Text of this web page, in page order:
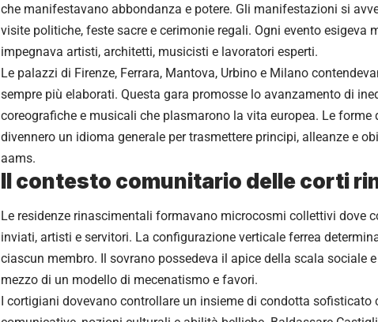
che manifestavano abbondanza e potere. Gli manifestazioni si
visite politiche, feste sacre e cerimonie regali. Ogni evento esigeva
impegnava artisti, architetti, musicisti e lavoratori esperti.
Le palazzi di Firenze, Ferrara, Mantova, Urbino e Milano
sempre più elaborati. Questa gara promosse lo avanzamento di
coreografiche e musicali che plasmarono la vita europea. Le
divennero un idioma generale per trasmettere principi, alleanze e
aams.
Il contesto comunitario delle corti
Le residenze rinascimentali formavano microcosmi collettivi dove
inviati, artisti e servitori. La configurazione verticale ferrea
ciascun membro. Il sovrano possedeva il apice della scala sociale
mezzo di un modello di mecenatismo e favori.
I cortigiani dovevano controllare un insieme di condotta sofisticato